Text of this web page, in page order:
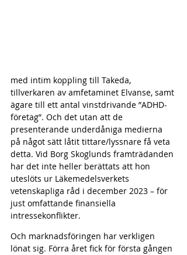
med intim koppling till Takeda,
tillverkaren av amfetaminet Elvanse, samt
ägare till ett antal vinstdrivande ”ADHD-
företag”. Och det utan att de
presenterande underdåniga medierna
på något sätt låtit tittare/lyssnare få veta
detta. Vid Borg Skoglunds framträdanden
har det inte heller berättats att hon
uteslöts ur Läkemedelsverkets
vetenskapliga råd i december 2023 – för
just omfattande finansiella
intressekonflikter.
Och marknadsföringen har verkligen
lönat sig. Förra året fick för första gången